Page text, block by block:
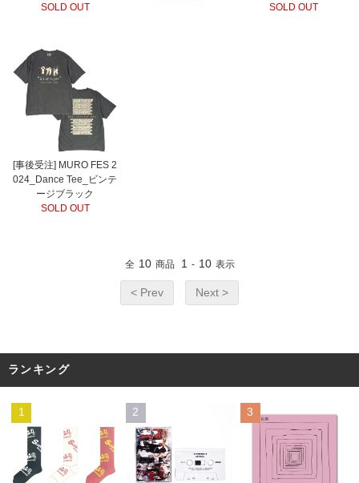
SOLD OUT
SOLD OUT
[事後受注] MURO FES 2
024_Dance Tee_ビンテ
ージブラック
SOLD OUT
全 10 商品 1 - 10 表示
< Prev Next >
ランキング
1 2 3